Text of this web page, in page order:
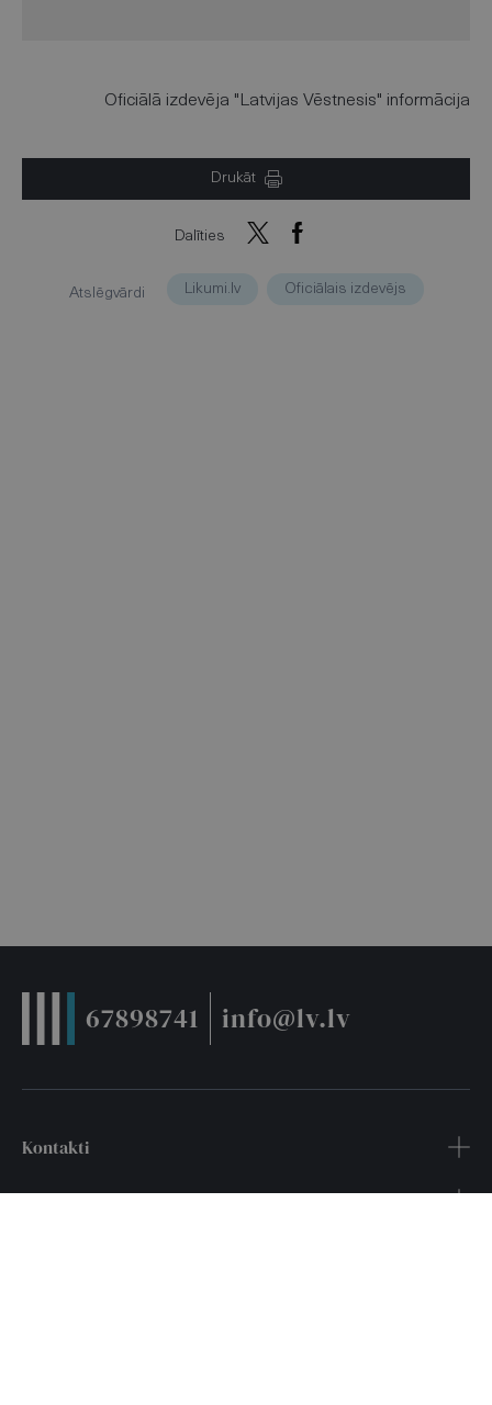
Oficiālā izdevēja "Latvijas Vēstnesis" informācija
Drukāt
Dalīties
Atslēgvārdi Likumi.lv Oficiālais izdevējs
67898741 info@lv.lv
Kontakti
Noderīgi